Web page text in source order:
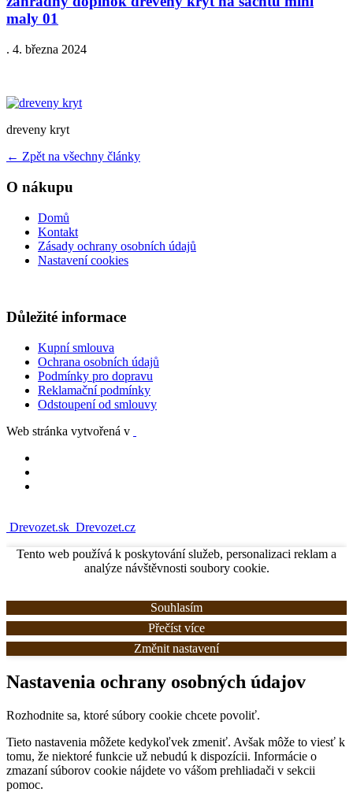
maly 01
. 4. března 2024
dreveny kryt
← Zpět na všechny články
O nákupu
Domů
Kontakt
Zásady ochrany osobních údajů
Nastavení cookies
Důležité informace
Kupní smlouva
Ochrana osobních údajů
Podmínky pro dopravu
Reklamační podmínky
Odstoupení od smlouvy
Web stránka vytvořená v
Drevozet.sk Drevozet.cz
Tento web používá k poskytování služeb, personalizaci reklam a
analýze návštěvnosti soubory cookie.
Souhlasím
Přečíst více
Změnit nastavení
Nastavenia ochrany osobných údajov
Rozhodnite sa, ktoré súbory cookie chcete povoliť.
Tieto nastavenia môžete kedykoľvek zmeniť. Avšak môže to viesť k
tomu, že niektoré funkcie už nebudú k dispozícii. Informácie o
zmazaní súborov cookie nájdete vo vášom prehliadači v sekcii
pomoc.